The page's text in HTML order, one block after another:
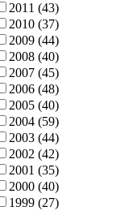
2011 (43)
2010 (37)
2009 (44)
2008 (40)
2007 (45)
2006 (48)
2005 (40)
2004 (59)
2003 (44)
2002 (42)
2001 (35)
2000 (40)
1999 (27)